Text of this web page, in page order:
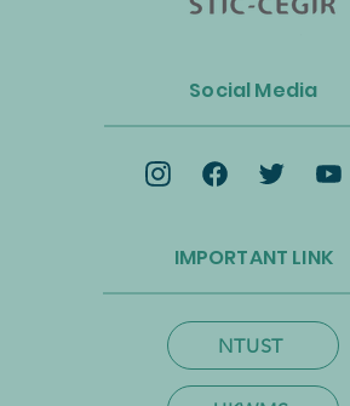
Mempercepat Ekonomi
dan Transisi Net-Zero
Social Media
IMPORTANT LINK
NTUST